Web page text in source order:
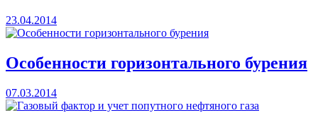
23.04.2014
Особенности горизонтального бурения
07.03.2014